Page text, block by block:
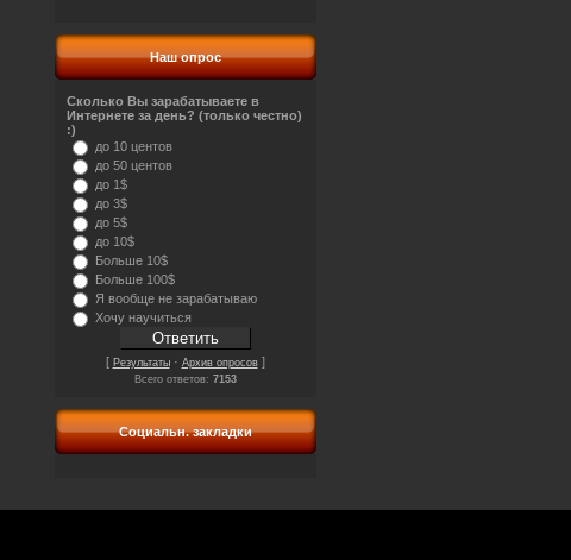
Наш опрос
Сколько Вы зарабатываете в
Интернете за день? (только честно)
:)
до 10 центов
до 50 центов
до 1$
до 3$
до 5$
до 10$
Больше 10$
Больше 100$
Я вообще не зарабатываю
Хочу научиться
[ Результаты· Архив опросов]
Всего ответов: 7153
Социальн. закладки